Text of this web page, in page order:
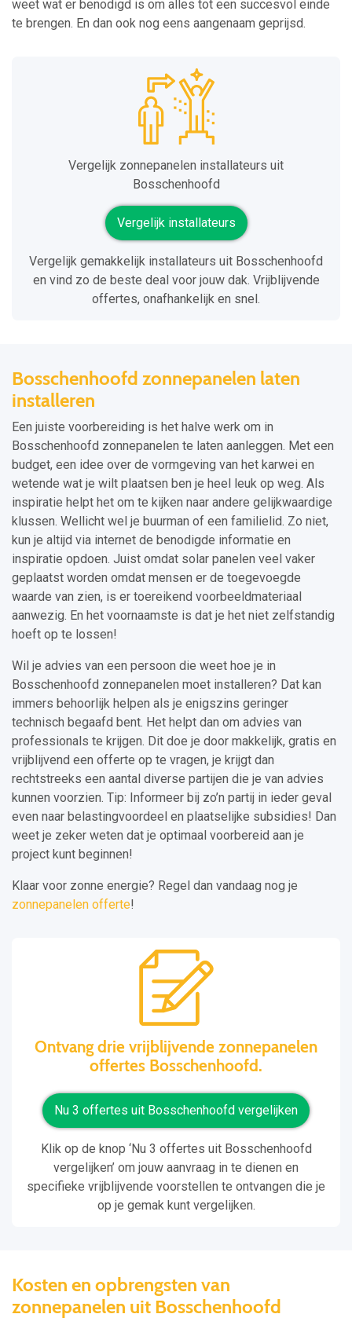
weet wat er benodigd is om alles tot een succesvol einde
te brengen. En dan ook nog eens aangenaam geprijsd.
Vergelijk zonnepanelen installateurs uit
Bosschenhoofd
Vergelijk installateurs
Vergelijk gemakkelijk installateurs uit Bosschenhoofd
en vind zo de beste deal voor jouw dak. Vrijblijvende
offertes, onafhankelijk en snel.
Bosschenhoofd zonnepanelen laten
installeren
Een juiste voorbereiding is het halve werk om in
Bosschenhoofd zonnepanelen te laten aanleggen. Met een
budget, een idee over de vormgeving van het karwei en
wetende wat je wilt plaatsen ben je heel leuk op weg. Als
inspiratie helpt het om te kijken naar andere gelijkwaardige
klussen. Wellicht wel je buurman of een familielid. Zo niet,
kun je altijd via internet de benodigde informatie en
inspiratie opdoen. Juist omdat solar panelen veel vaker
geplaatst worden omdat mensen er de toegevoegde
waarde van zien, is er toereikend voorbeeldmateriaal
aanwezig. En het voornaamste is dat je het niet zelfstandig
hoeft op te lossen!
Wil je advies van een persoon die weet hoe je in
Bosschenhoofd zonnepanelen moet installeren? Dat kan
immers behoorlijk helpen als je enigszins geringer
technisch begaafd bent. Het helpt dan om advies van
professionals te krijgen. Dit doe je door makkelijk, gratis en
vrijblijvend een offerte op te vragen, je krijgt dan
rechtstreeks een aantal diverse partijen die je van advies
kunnen voorzien. Tip: Informeer bij zo’n partij in ieder geval
even naar belastingvoordeel en plaatselijke subsidies! Dan
weet je zeker weten dat je optimaal voorbereid aan je
project kunt beginnen!
Klaar voor zonne energie? Regel dan vandaag nog je
zonnepanelen offerte!
Ontvang drie vrijblijvende zonnepanelen
offertes Bosschenhoofd.
Nu 3 offertes uit Bosschenhoofd vergelijken
Klik op de knop ‘Nu 3 offertes uit Bosschenhoofd
vergelijken’ om jouw aanvraag in te dienen en
specifieke vrijblijvende voorstellen te ontvangen die je
op je gemak kunt vergelijken.
Kosten en opbrengsten van
zonnepanelen uit Bosschenhoofd